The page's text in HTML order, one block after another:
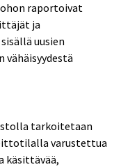
raportoivat
ja
uusien
tarkoitetaan
varustettua
käsittävää,